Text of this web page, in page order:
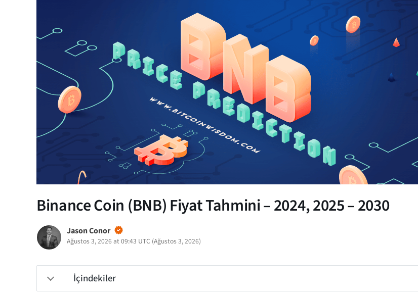
Binance Coin (BNB) Fiyat Tahmini – 2024, 2025 – 2030
Jason Conor
Ağustos 3, 2026 at 09:43 UTC (Ağustos 3, 2026)
İçindekiler